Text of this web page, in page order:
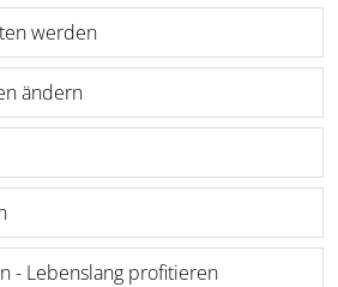
werden
ändern
- Lebenslang profitieren